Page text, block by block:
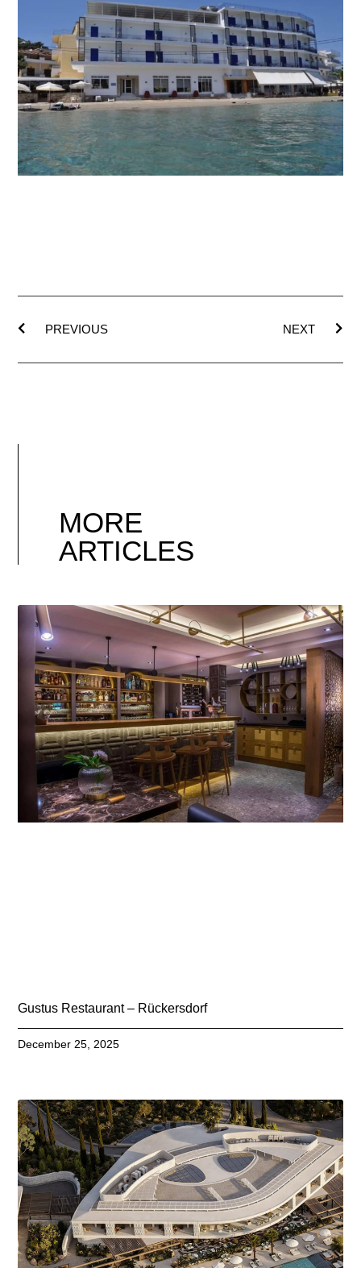
PREVIOUS NEXT
MORE
ARTICLES
Gustus Restaurant – Rückersdorf
December 25, 2025